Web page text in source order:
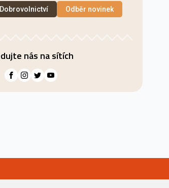
Dobrovolnictví Odběr novinek
nás na sítích